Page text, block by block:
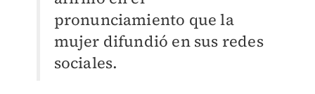
pronunciamiento que la
mujer difundió en sus redes
sociales.